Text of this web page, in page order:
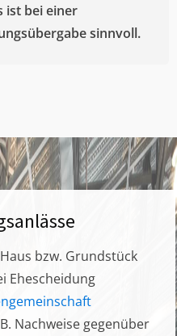
ist bei einer
sinnvoll.
bzw. Grundstück
Ehescheidung
Nachweise gegenüber